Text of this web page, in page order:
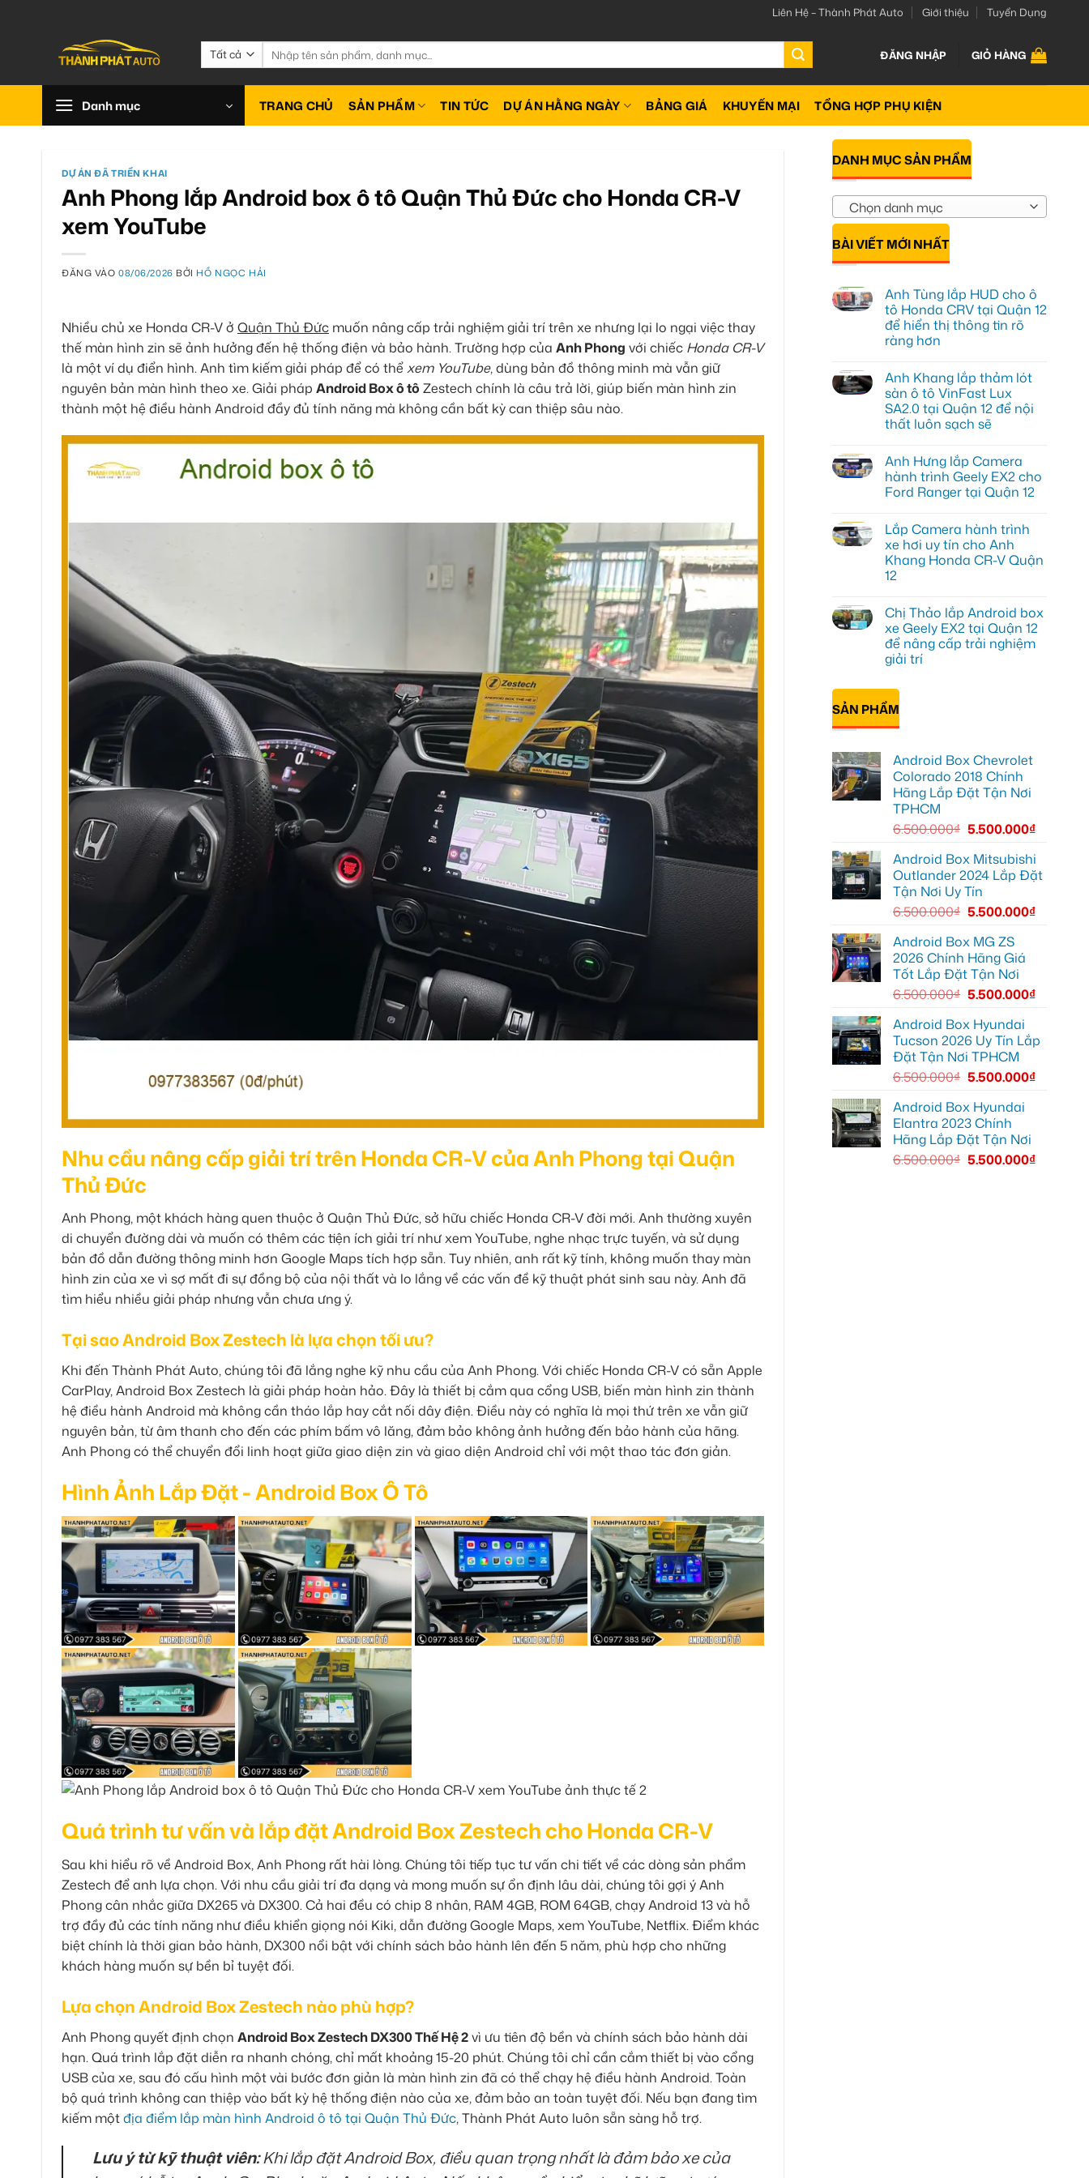
Liên Hệ – Thành Phát Auto Giới thiệu Tuyển Dụng
Tìm
kiếm:
ĐĂNG NHẬP GIỎ HÀNG
Danh mục TRANG CHỦ SẢN PHẨM TIN TỨC DỰ ÁN HẰNG NGÀY BẢNG GIÁ KHUYẾN MẠI TỔNG HỢP PHỤ KIỆN
DỰ ÁN ĐÃ TRIỂN KHAI
Anh Phong lắp Android box ô tô Quận Thủ Đức cho Honda CR-V
xem YouTube
ĐĂNG VÀO08/06/2026 BỞI HỒ NGỌC HẢI
Nhiều chủ xe Honda CR-V ở Quận Thủ Đức muốn nâng cấp trải nghiệm giải trí trên xe nhưng lại lo ngại việc thay
thế màn hình zin sẽ ảnh hưởng đến hệ thống điện và bảo hành. Trường hợp của Anh Phong với chiếc Honda CR-V
là một ví dụ điển hình. Anh tìm kiếm giải pháp để có thểxem YouTube, dùng bản đồ thông minh mà vẫn giữ
nguyên bản màn hình theo xe. Giải pháp Android Box ô tô Zestech chính là câu trả lời, giúp biến màn hình zin
thành một hệ điều hành Android đầy đủ tính năng mà không cần bất kỳ can thiệp sâu nào.
Nhu cầu nâng cấp giải trí trên Honda CR-V của Anh Phong tại Quận
Thủ Đức
Anh Phong, một khách hàng quen thuộc ở Quận Thủ Đức, sở hữu chiếc Honda CR-V đời mới. Anh thường xuyên
di chuyển đường dài và muốn có thêm các tiện ích giải trí như xem YouTube, nghe nhạc trực tuyến, và sử dụng
bản đồ dẫn đường thông minh hơn Google Maps tích hợp sẵn. Tuy nhiên, anh rất kỹ tính, không muốn thay màn
hình zin của xe vì sợ mất đi sự đồng bộ của nội thất và lo lắng về các vấn đề kỹ thuật phát sinh sau này. Anh đã
tìm hiểu nhiều giải pháp nhưng vẫn chưa ưng ý.
Tại sao Android Box Zestech là lựa chọn tối ưu?
Khi đến Thành Phát Auto, chúng tôi đã lắng nghe kỹ nhu cầu của Anh Phong. Với chiếc Honda CR-V có sẵn Apple
CarPlay, Android Box Zestech là giải pháp hoàn hảo. Đây là thiết bị cắm qua cổng USB, biến màn hình zin thành
hệ điều hành Android mà không cần tháo lắp hay cắt nối dây điện. Điều này có nghĩa là mọi thứ trên xe vẫn giữ
nguyên bản, từ âm thanh cho đến các phím bấm vô lăng, đảm bảo không ảnh hưởng đến bảo hành của hãng.
Anh Phong có thể chuyển đổi linh hoạt giữa giao diện zin và giao diện Android chỉ với một thao tác đơn giản.
Hình Ảnh Lắp Đặt - Android Box Ô Tô
Quá trình tư vấn và lắp đặt Android Box Zestech cho Honda CR-V
Sau khi hiểu rõ về Android Box, Anh Phong rất hài lòng. Chúng tôi tiếp tục tư vấn chi tiết về các dòng sản phẩm
Zestech để anh lựa chọn. Với nhu cầu giải trí đa dạng và mong muốn sự ổn định lâu dài, chúng tôi gợi ý Anh
Phong cân nhắc giữa DX265 và DX300. Cả hai đều có chip 8 nhân, RAM 4GB, ROM 64GB, chạy Android 13 và hỗ
trợ đầy đủ các tính năng như điều khiển giọng nói Kiki, dẫn đường Google Maps, xem YouTube, Netflix. Điểm khác
biệt chính là thời gian bảo hành, DX300 nổi bật với chính sách bảo hành lên đến 5 năm, phù hợp cho những
khách hàng muốn sự bền bỉ tuyệt đối.
Lựa chọn Android Box Zestech nào phù hợp?
Anh Phong quyết định chọn Android Box Zestech DX300 Thế Hệ 2vì ưu tiên độ bền và chính sách bảo hành dài
hạn. Quá trình lắp đặt diễn ra nhanh chóng, chỉ mất khoảng 15-20 phút. Chúng tôi chỉ cần cắm thiết bị vào cổng
USB của xe, sau đó cấu hình một vài bước đơn giản là màn hình zin đã có thể chạy hệ điều hành Android. Toàn
bộ quá trình không can thiệp vào bất kỳ hệ thống điện nào của xe, đảm bảo an toàn tuyệt đối. Nếu bạn đang tìm
kiếm mộtđịa điểm lắp màn hình Android ô tô tại Quận Thủ Đức, Thành Phát Auto luôn sẵn sàng hỗ trợ.
Lưu ý từ kỹ thuật viên:Khi lắp đặt Android Box, điều quan trọng nhất là đảm bảo xe của
DANH MỤC SẢN PHẨM
Chọn danh mục
BÀI VIẾT MỚI NHẤT
Anh Tùng lắp HUD cho ô
tô Honda CRV tại Quận 12
để hiển thị thông tin rõ
ràng hơn
bình
luận
ở
Anh
Tùng
lắp
ô
tô
Honda
CRV
12
để
hiển
thị
thông
tin
hơn
Anh Khang lắp thảm lót
sàn ô tô VinFast Lux
SA2.0 tại Quận 12 để nội
thất luôn sạch sẽ
bình
luận
ở
Anh
thảm
lót
sàn
ô
tô
VinFast
tại
Quận
12
để
nội
thất
sẽ
Anh Hưng lắp Camera
hành trình Geely EX2 cho
Ford Ranger tại Quận 12
bình
luận
ở
Anh
Hưng
lắp
trình
Geely
EX2
cho
Ford
Ranger
Quận
Lắp Camera hành trình
xe hơi uy tín cho Anh
Khang Honda CR-V Quận
12
bình
luận
ở
Lắp
Camera
hành
xe
uy
tín
cho
Honda
CR-
Quận
Chị Thảo lắp Android box
xe Geely EX2 tại Quận 12
để nâng cấp trải nghiệm
giải trí
có
luận
ở
Chị
Android
box
Geely
EX2
Quận
nâng
cấp
trải
nghiệm
giải
SẢN PHẨM
Android Box Chevrolet
Colorado 2018 Chính
Hãng Lắp Đặt Tận Nơi
TPHCM
6.500.000₫ 5.500.000₫
Android Box Mitsubishi
Outlander 2024 Lắp Đặt
Tận Nơi Uy Tín
6.500.000₫ 5.500.000₫
Android Box MG ZS
2026 Chính Hãng Giá
Tốt Lắp Đặt Tận Nơi
6.500.000₫ 5.500.000₫
Android Box Hyundai
Tucson 2026 Uy Tín Lắp
Đặt Tận Nơi TPHCM
6.500.000₫ 5.500.000₫
Android Box Hyundai
Elantra 2023 Chính
Hãng Lắp Đặt Tận Nơi
6.500.000₫ 5.500.000₫